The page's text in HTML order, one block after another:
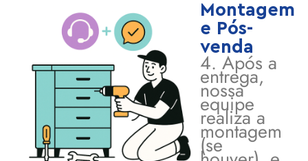
Montagem
e Pós-
venda
4. Após a
entrega,
nossa
equipe
realiza a
montagem
(se